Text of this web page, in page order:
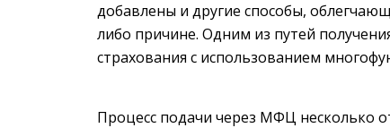
добавлены и другие способы,
либо причине. Одним из путей
страхования с использованием
Процесс подачи через МФЦ несколько